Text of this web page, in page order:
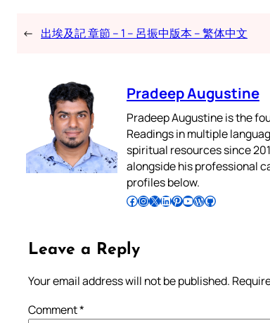
← 出埃及記 章節 – 1 – 呂振中版本 – 繁体中文
Pradeep Augustine
Pradeep Augustine is the
Readings in multiple
spiritual resources since
alongside his professional
profiles below.
Follow Pradeep on Facebook Follow Pradeep on InstagramFollow Pradeep on X Follow Pradeep on LinkedIn Follow Pradeep on Pinterest Subscribe to Pradeep’s Youtube Channel Follow Pradeep on WordPress Follow Pradeep on GitHub
Leave a Reply
Your email address will not be published.
Comment*